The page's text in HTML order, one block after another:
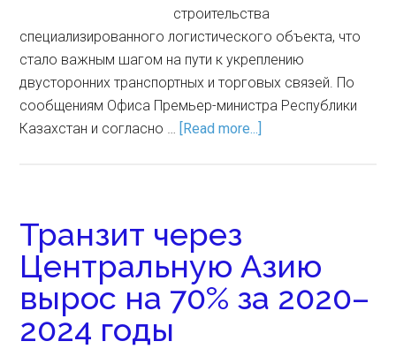
строительства
специализированного логистического объекта, что
стало важным шагом на пути к укреплению
двусторонних транспортных и торговых связей. По
сообщениям Офиса Премьер-министра Республики
Казахстан и согласно … [Read more...]
Транзит через
Центральную Азию
вырос на 70% за 2020–
2024 годы